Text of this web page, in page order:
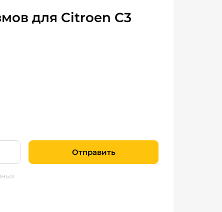
для Citroen C3
Отправить